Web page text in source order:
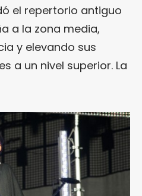
el repertorio antiguo
a la zona media,
y elevando sus
a un nivel superior. La